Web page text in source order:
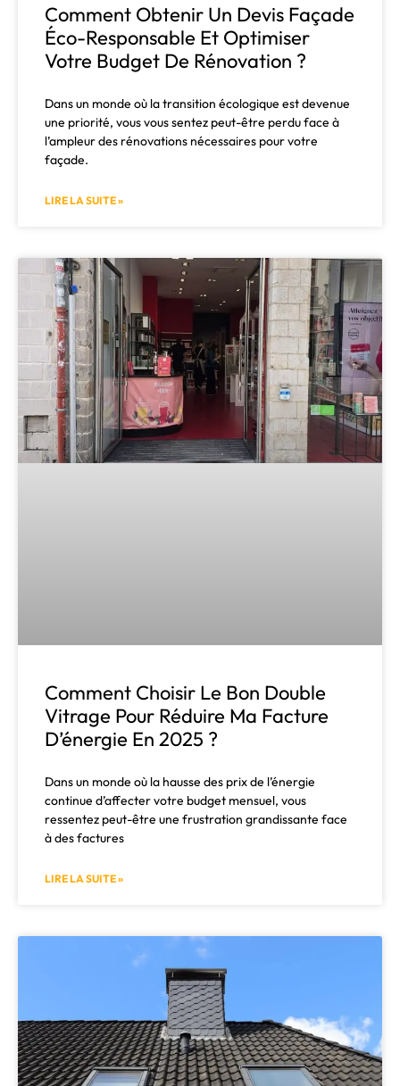
Comment Obtenir Un Devis Façade
Éco-Responsable Et Optimiser
Votre Budget De Rénovation ?
Dans un monde où la transition écologique est devenue
une priorité, vous vous sentez peut-être perdu face à
l’ampleur des rénovations nécessaires pour votre
façade.
LIRE LA SUITE »
Comment Choisir Le Bon Double
Vitrage Pour Réduire Ma Facture
D’énergie En 2025 ?
Dans un monde où la hausse des prix de l’énergie
continue d’affecter votre budget mensuel, vous
ressentez peut-être une frustration grandissante face
à des factures
LIRE LA SUITE »